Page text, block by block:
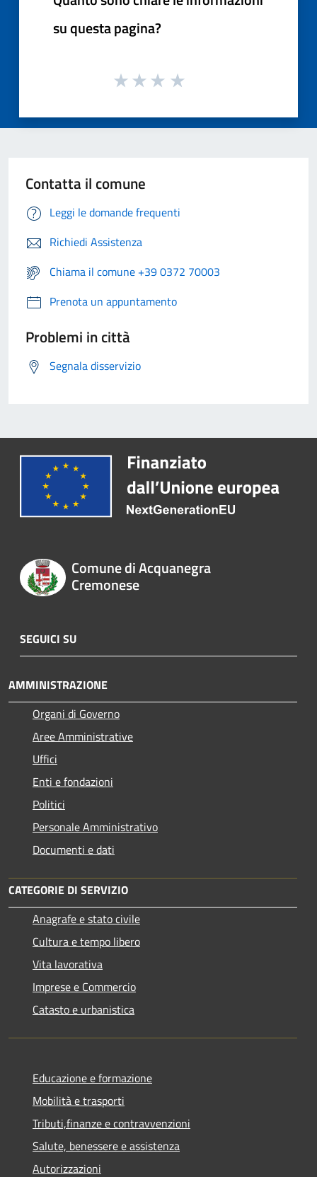
su questa pagina?
Contatta il comune
Leggi le domande frequenti
Richiedi Assistenza
Chiama il comune +39 0372 70003
Prenota un appuntamento
Problemi in città
Segnala disservizio
Comune di Acquanegra
Cremonese
SEGUICI SU
AMMINISTRAZIONE
Organi di Governo
Aree Amministrative
Uffici
Enti e fondazioni
Politici
Personale Amministrativo
Documenti e dati
CATEGORIE DI SERVIZIO
Anagrafe e stato civile
Cultura e tempo libero
Vita lavorativa
Imprese e Commercio
Catasto e urbanistica
Educazione e formazione
Mobilità e trasporti
Tributi,finanze e contravvenzioni
Salute, benessere e assistenza
Autorizzazioni